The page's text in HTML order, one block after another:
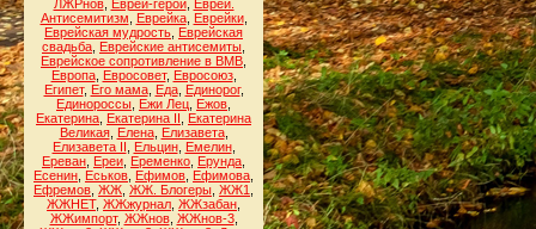
ЛЖРнов, Евреи-герои, Евреи.
Антисемитизм
Еврейка, Еврейки,
Еврейская мудрость Еврейская
свадьба Еврейские антисемиты
Еврейское сопротивление в ВМВ
Европа, Евросовет, Евросоюз,
Египет, Его мама, Еда, Единорог,
Единороссы Ежи Лец Ежов
Екатерина Екатерина II
Екатерина
Великая, Елена, Елизавета,
Елизавета II
Ельцин, Емелин,
Ереван Ереи Еременко Ерунда
Есенин Еськов Ефимов Ефимова
Ефремов ЖЖ ЖЖ. Блогеры ЖЖ1
ЖЖНЕТ, ЖЖжурнал ЖЖзабан
ЖЖимпорт, ЖЖнов, ЖЖнов-3,